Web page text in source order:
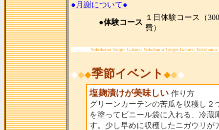
●月謝について●
●体験コース
１日体験コース（
費）
Yokohama Tougei Gakuen Yokohama Tougei Gakuen
◆◆◆季節イベント ◆◆◆
塩麹漬けが美味しい 作り方
グリーンカーテンの苦瓜を収穫し
を塗ってビニール袋に入れる、冷
す。少し早めに収穫したニガウリが